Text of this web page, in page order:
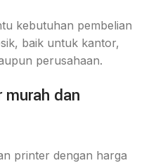
kebutuhan pembelian
baik untuk kantor,
perusahaan.
dan
printer dengan harga